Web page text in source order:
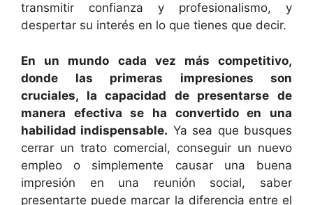
transmitir confianza y profesionalismo, y
despertar su interés en lo que tienes que decir.
En un mundo cada vez más competitivo,
donde las primeras impresiones son
cruciales, la capacidad de presentarse de
manera efectiva se ha convertido en una
habilidad indispensable. Ya sea que busques
cerrar un trato comercial, conseguir un nuevo
empleo o simplemente causar una buena
impresión en una reunión social, saber
presentarte puede marcar la diferencia entre el